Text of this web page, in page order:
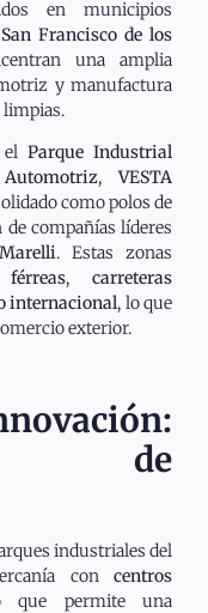
en municipios
San Francisco de los
una amplia
y manufactura
limpias.
Parque Industrial
,VESTA
como polos de
compañías líderes
Marelli. Estas zonas
, carreteras
internacional, lo que
exterior.
de
industriales del
con centros
permite una